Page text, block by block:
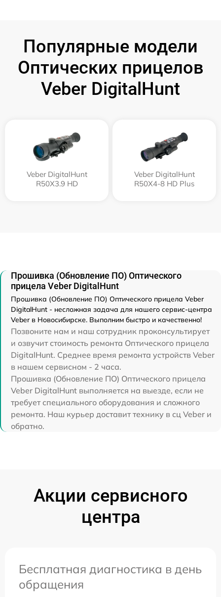
Популярные модели
Оптических прицелов
Veber DigitalHunt
Veber DigitalHunt
R50X3.9 HD
Veber DigitalHunt
R50X4-8 HD Plus
Прошивка (Обновление ПО) Оптического
прицела Veber DigitalHunt
Прошивка (Обновление ПО) Оптического прицела Veber
DigitalHunt - несложная задача для нашего сервис-центра
Veber в Новосибирске. Выполним быстро и качественно!
Позвоните нам и наш сотрудник проконсультирует
и озвучит стоимость ремонта Оптического прицела
DigitalHunt. Среднее время ремонта устройств Veber
в нашем сервисном - 2 часа.
Прошивка (Обновление ПО) Оптического прицела
Veber DigitalHunt выполняется на выезде, если не
требует специального оборудования и сложного
ремонта. Наш курьер доставит технику в сц Veber и
обратно.
Акции сервисного
центра
Бесплатная диагностика в день
обращения